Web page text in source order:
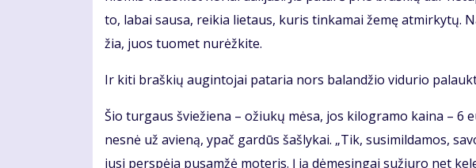
to, la­bai sau­sa, rei­kia lie­taus, ku­ris tin­ka­mai že­mę at­mir­ky­tų.
žia, juos tuo­met nu­rėž­ki­te.
Ir ki­ti braš­kių au­gin­to­jai pa­ta­ria nors ba­lan­džio vi­du­rio
Šio tur­gaus švie­žie­na – ožiu­kų mė­sa, jos ki­log­ra­mo kai­na – 6
nes­nė už avie­ną, ypač gar­dūs šaš­ly­kai. „Tik, su­si­mil­da­mos,
ju­si per­spė­ja pus­am­žė mo­te­ris. Į ją dė­me­sin­gai su­žiu­ro net